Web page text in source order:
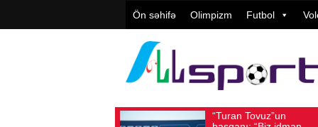
Ön səhifə Olimpizm Futbol
Avqust 05, 2026